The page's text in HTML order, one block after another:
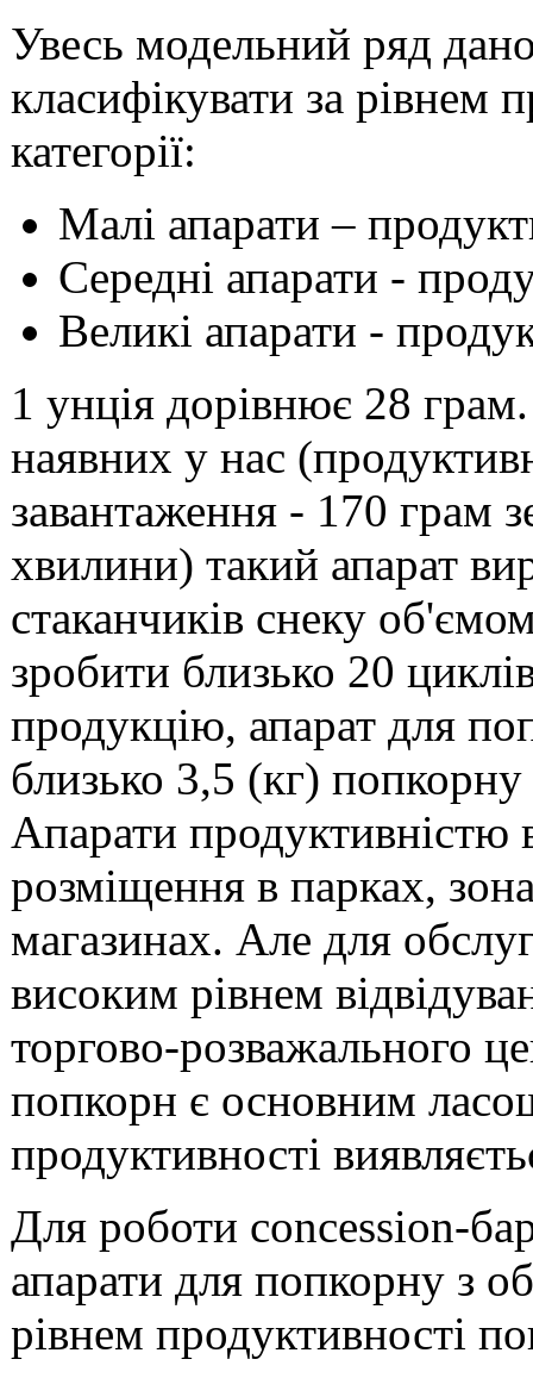
Увесь модельний ряд
класифікувати за рівнем
категорії:
Малі апарати –
Середні апарати -
Великі апарати -
1 унція дорівнює 28
наявних у нас
завантаження - 170 грам
хвилини) такий апарат
стаканчиків снеку
зробити близько 20
продукцію, апарат для
близько 3,5 (кг)
Апарати продуктивністю
розміщення в парках,
магазинах. Але для
високим рівнем
торгово-розважального
попкорн є основним
продуктивності
Для роботи concession-
апарати для попкорну з
рівнем продуктивності